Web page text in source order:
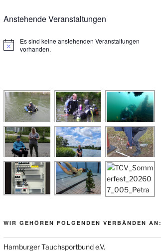
Anstehende Veranstaltungen
H
s
Es sind keine anstehenden Veranstaltungen
vorhanden.
WIR GEHÖREN FOLGENDEN VERBÄNDEN AN:
Hamburger Tauchsportbund e.V.